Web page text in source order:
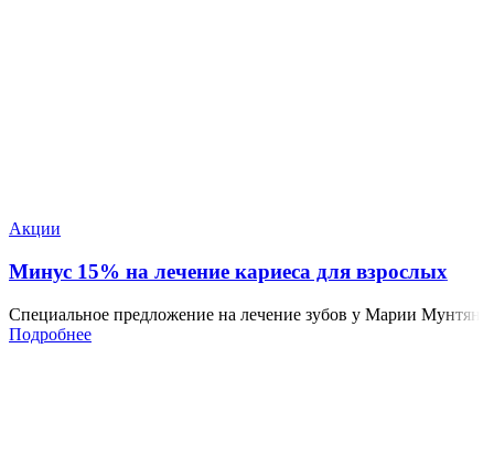
Акции
Минус 15% на лечение кариеса для взрослых
Специальное предложение на лечение зубов у Марии Мунтян
Подробнее